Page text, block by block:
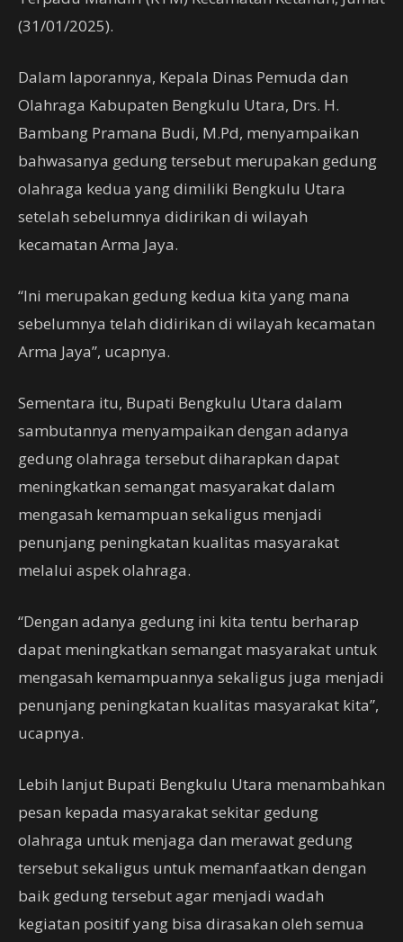
(31/01/2025).
Dalam laporannya, Kepala Dinas Pemuda dan
Olahraga Kabupaten Bengkulu Utara, Drs. H.
Bambang Pramana Budi, M.Pd, menyampaikan
bahwasanya gedung tersebut merupakan gedung
olahraga kedua yang dimiliki Bengkulu Utara
setelah sebelumnya didirikan di wilayah
kecamatan Arma Jaya.
“Ini merupakan gedung kedua kita yang mana
sebelumnya telah didirikan di wilayah kecamatan
Arma Jaya”, ucapnya.
Sementara itu, Bupati Bengkulu Utara dalam
sambutannya menyampaikan dengan adanya
gedung olahraga tersebut diharapkan dapat
meningkatkan semangat masyarakat dalam
mengasah kemampuan sekaligus menjadi
penunjang peningkatan kualitas masyarakat
melalui aspek olahraga.
“Dengan adanya gedung ini kita tentu berharap
dapat meningkatkan semangat masyarakat untuk
mengasah kemampuannya sekaligus juga menjadi
penunjang peningkatan kualitas masyarakat kita”,
ucapnya.
Lebih lanjut Bupati Bengkulu Utara menambahkan
pesan kepada masyarakat sekitar gedung
olahraga untuk menjaga dan merawat gedung
tersebut sekaligus untuk memanfaatkan dengan
baik gedung tersebut agar menjadi wadah
kegiatan positif yang bisa dirasakan oleh semua